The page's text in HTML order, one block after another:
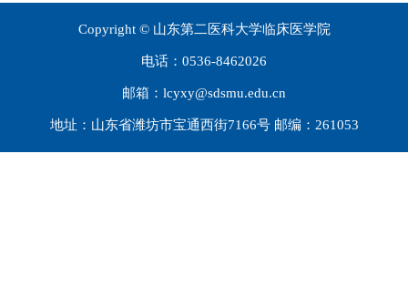
Copyright © 山东第二医科大学临床医学院
电话：0536-8462026
邮箱：lcyxy@sdsmu.edu.cn
地址：山东省潍坊市宝通西街7166号 邮编：261053